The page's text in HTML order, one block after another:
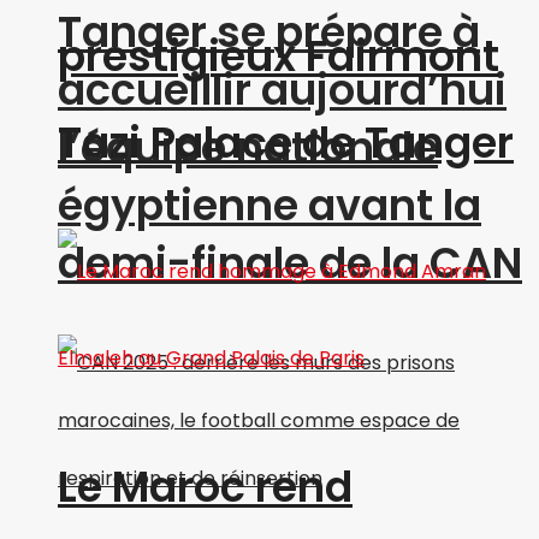
Tanger se prépare à
accueillir aujourd’hui
l’équipe nationale
égyptienne avant la
demi-finale de la CAN
prestigieux Fairmont
Tazi Palace de Tanger
Le Maroc rend